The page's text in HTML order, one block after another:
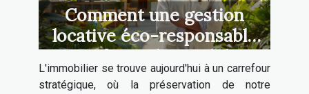
Comment une gestion
locative éco-responsable
transforme l'immobilier
L'immobilier se trouve aujourd'hui à un carrefour
stratégique, où la préservation de notre